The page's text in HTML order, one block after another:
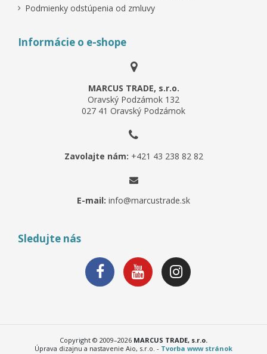
Podmienky odstúpenia od zmluvy
Informácie o e-shope
MARCUS TRADE, s.r.o.
Oravský Podzámok 132
027 41 Oravský Podzámok
Zavolajte nám: +421 43 238 82 82
E-mail: info@marcustrade.sk
Sledujte nás
Copyright © 2009–2026 MARCUS TRADE, s.r.o.
Úprava dizajnu a nastavenie Aio, s.r.o. - Tvorba www stránok